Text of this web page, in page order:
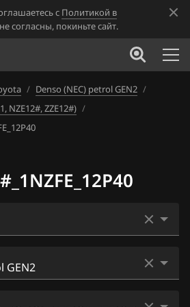
с Политикой в
согласны, покиньте сайт.
/ Denso (NEC) petrol GEN2 /
NZE12#, ZZE12#) /